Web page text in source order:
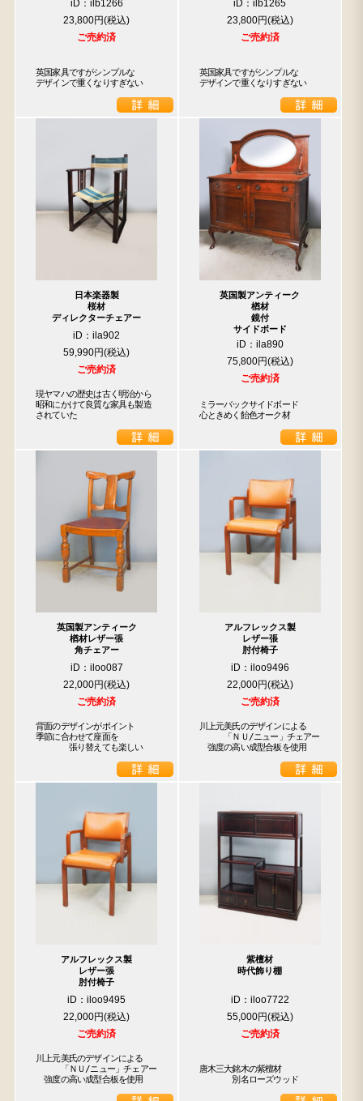
iD：ilb1266
23,800円
ご売約済
英国家具ですがシンプルな
デザインで重くなりすぎない
iD：ilb1265
23,800円
ご売約済
英国家具ですがシンプルな
デザインで重くなりすぎない
日本楽器製
桜材
ディレクターチェアー
iD：ila902
59,990円
ご売約済
現ヤマハの歴史は古く明治から
昭和にかけて良質な家具も製造
されていた
英国製アンティーク
楢材
鏡付
サイドボード
iD：ila890
75,800円
ご売約済
ミラーバックサイドボード
心ときめく飴色オーク材
英国製アンティーク
楢材レザー張
角チェアー
iD：iloo087
22,000円
ご売約済
背面のデザインがポイント
季節に合わせて座面を
張り替えても楽しい
アルフレックス製
レザー張
肘付椅子
iD：iloo9496
22,000円
ご売約済
川上元美氏のデザインによる
「ＮＵ/ニュー」チェアー
強度の高い成型合板を使用
アルフレックス製
レザー張
肘付椅子
iD：iloo9495
22,000円
ご売約済
川上元美氏のデザインによる
「ＮＵ/ニュー」チェアー
強度の高い成型合板を使用
紫檀材
時代飾り棚
iD：iloo7722
55,000円
ご売約済
唐木三大銘木の紫檀材
別名ローズウッド